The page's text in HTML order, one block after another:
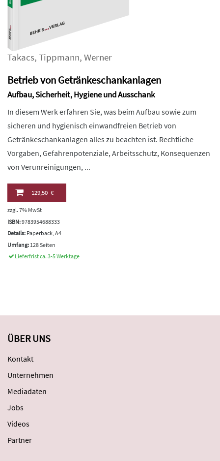
Takacs, Tippmann, Werner
Betrieb von Getränkeschankanlagen
Aufbau, Sicherheit, Hygiene und Ausschank
In diesem Werk erfahren Sie, was beim Aufbau sowie zum
sicheren und hygienisch einwandfreien Betrieb von
Getränkeschankanlagen alles zu beachten ist. Rechtliche
Vorgaben, Gefahrenpotenziale, Arbeitsschutz, Konsequenzen
von Verunreinigungen, ...
129,50 €
zzgl. 7% MwSt
ISBN:9783954688333
Details: Paperback, A4
Umfang: 128 Seiten
Lieferfrist ca. 3-5 Werktage
ÜBER UNS
Kontakt
Unternehmen
Mediadaten
Jobs
Videos
Partner